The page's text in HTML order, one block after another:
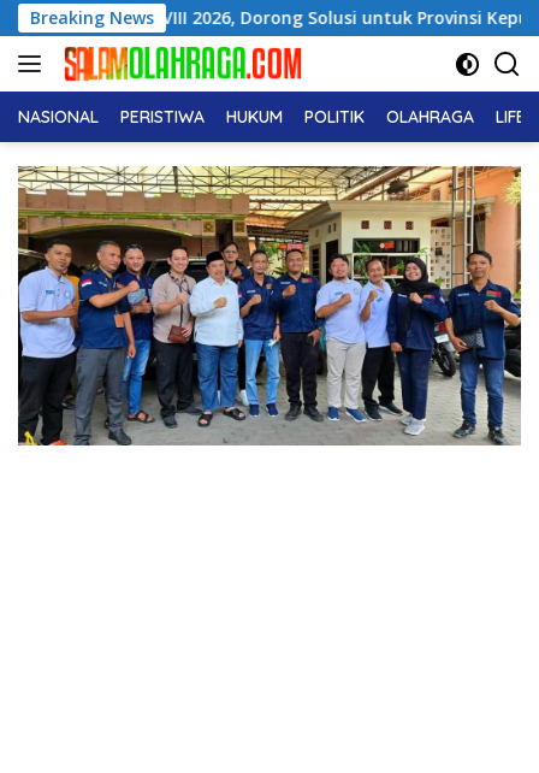
Langsung
ke
konten
Breaking News
VIII 2026, Dorong Solusi untuk Provinsi Kepulauan
NASIONAL PERISTIWA HUKUM POLITIK OLAHRAGA